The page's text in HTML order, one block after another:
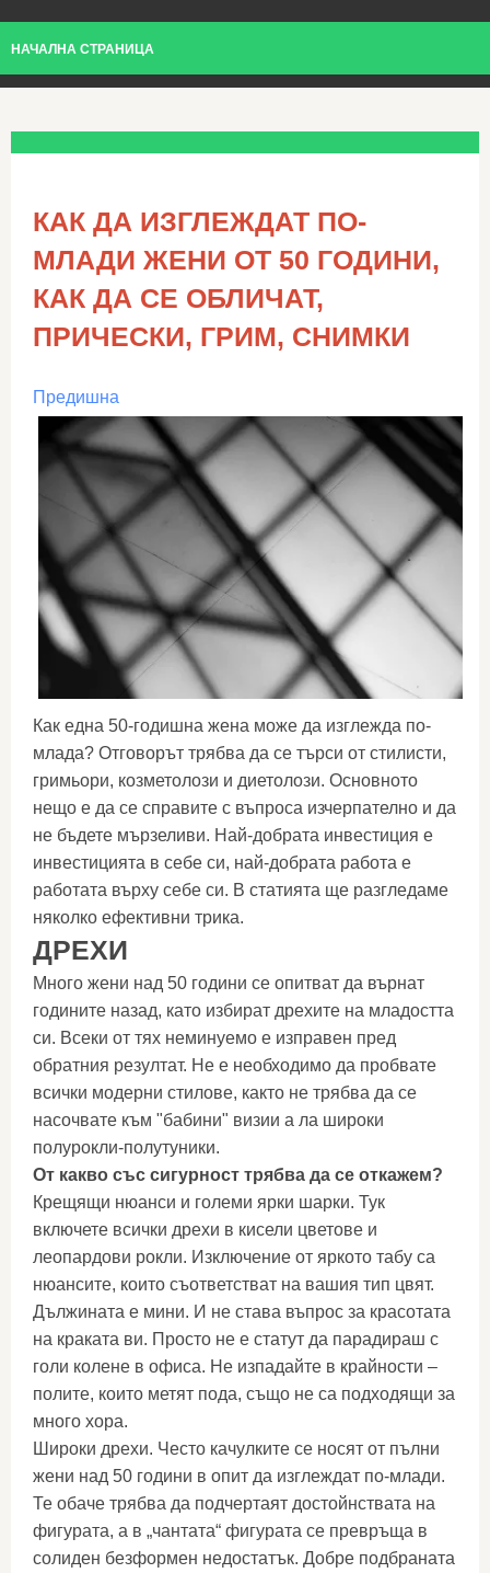
НАЧАЛНА СТРАНИЦА
КАК ДА ИЗГЛЕЖДАТ ПО-
МЛАДИ ЖЕНИ ОТ 50 ГОДИНИ,
КАК ДА СЕ ОБЛИЧАТ,
ПРИЧЕСКИ, ГРИМ, СНИМКИ
Предишна
Как една 50-годишна жена може да изглежда по-
млада? Отговорът трябва да се търси от стилисти,
гримьори, козметолози и диетолози. Основното
нещо е да се справите с въпроса изчерпателно и да
не бъдете мързеливи. Най-добрата инвестиция е
инвестицията в себе си, най-добрата работа е
работата върху себе си. В статията ще разгледаме
няколко ефективни трика.
ДРЕХИ
Много жени над 50 години се опитват да върнат
годините назад, като избират дрехите на младостта
си. Всеки от тях неминуемо е изправен пред
обратния резултат. Не е необходимо да пробвате
всички модерни стилове, както не трябва да се
насочвате към "бабини" визии а ла широки
полурокли-полутуники.
От какво със сигурност трябва да се откажем?
Крещящи нюанси и големи ярки шарки. Тук
включете всички дрехи в кисели цветове и
леопардови рокли. Изключение от яркото табу са
нюансите, които съответстват на вашия тип цвят.
Дължината е мини. И не става въпрос за красотата
на краката ви. Просто не е статут да парадираш с
голи колене в офиса. Не изпадайте в крайности –
полите, които метят пода, също не са подходящи за
много хора.
Широки дрехи. Често качулките се носят от пълни
жени над 50 години в опит да изглеждат по-млади.
Те обаче трябва да подчертаят достойнствата на
фигурата, а в „чантата“ фигурата се превръща в
солиден безформен недостатък. Добре подбраната